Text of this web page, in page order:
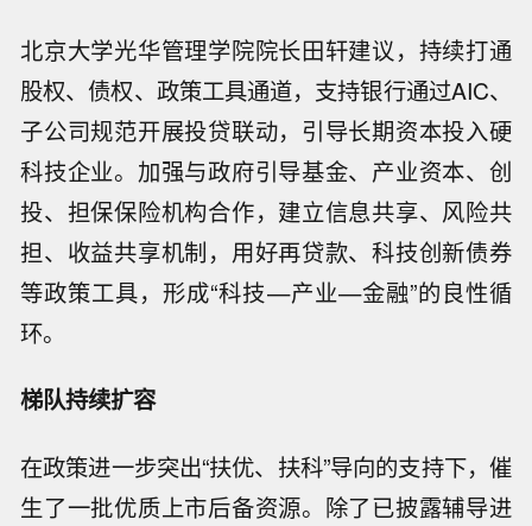
北京大学光华管理学院院长田轩建议，持续打通
股权、债权、政策工具通道，支持银行通过AIC、
子公司规范开展投贷联动，引导长期资本投入硬
科技企业。加强与政府引导基金、产业资本、创
投、担保保险机构合作，建立信息共享、风险共
担、收益共享机制，用好再贷款、科技创新债券
等政策工具，形成“科技—产业—金融”的良性循
环。
梯队持续扩容
在政策进一步突出“扶优、扶科”导向的支持下，催
生了一批优质上市后备资源。除了已披露辅导进